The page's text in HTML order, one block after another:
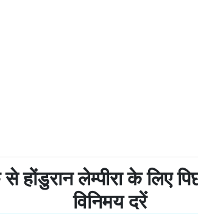
होंडुरान लेम्पीरा के लिए
विनिमय दरें